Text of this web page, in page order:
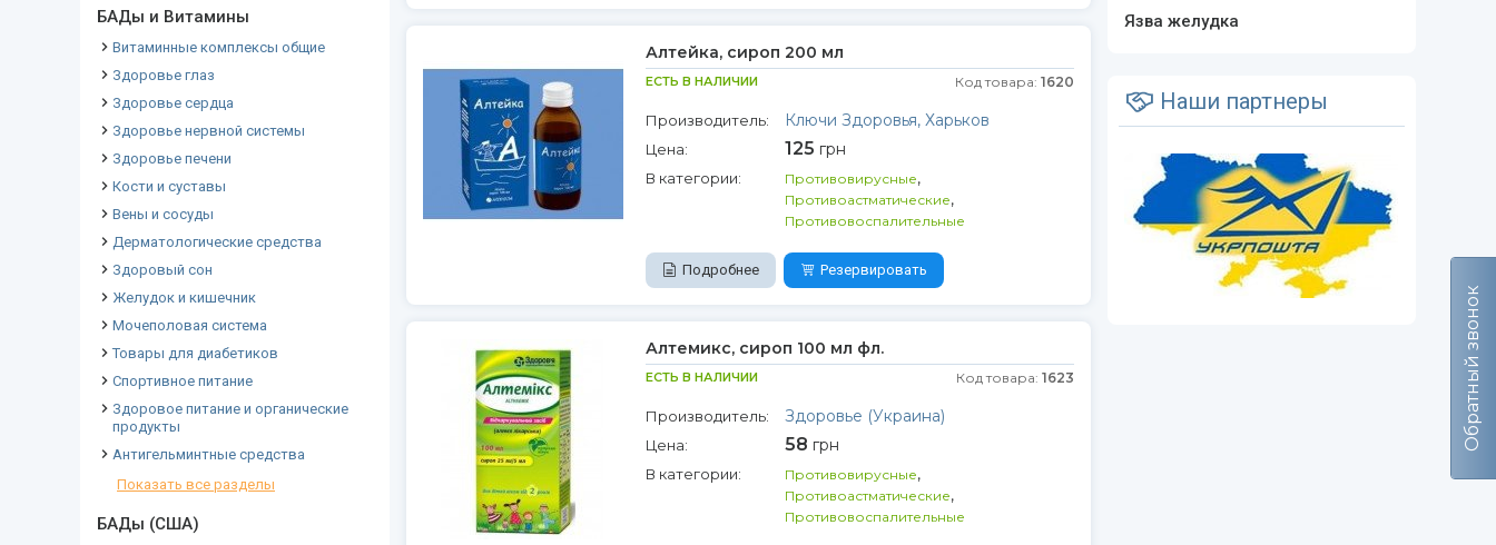
БАДы и Витамины
Витаминные комплексы общие
Здоровье глаз
Здоровье сердца
Здоровье нервной системы
Здоровье печени
Кости и суставы
Вены и сосуды
Дерматологические средства
Здоровый сон
Желудок и кишечник
Мочеполовая система
Товары для диабетиков
Спортивное питание
Здоровое питание и органические
продукты
Антигельминтные средства
Показать все разделы
БАДы (США)
Алтейка, сироп 200 мл
ЕСТЬ В НАЛИЧИИ Код товара: 1620
Производитель: Ключи Здоровья, Харьков
Цена: 125 грн
В категории: Противовирусные,
Противоастматические,
Противовоспалительные
Подробнее Резервировать
Алтемикс, сироп 100 мл фл.
ЕСТЬ В НАЛИЧИИ Код товара: 1623
Производитель: Здоровье (Украина)
Цена: 58 грн
В категории: Противовирусные,
Противоастматические,
Противовоспалительные
Язва желудка
Наши партнеры
Обратный звонок